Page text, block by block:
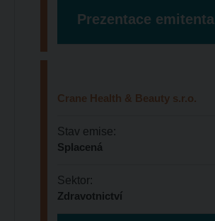
Prezentace emitenta
Crane Health & Beauty s.r.o.
Stav emise:
Splacená
Sektor:
Zdravotnictví